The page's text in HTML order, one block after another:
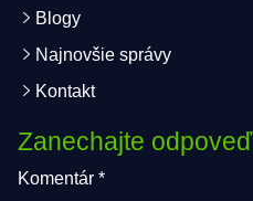
Blogy
Najnovšie správy
Kontakt
Zanechajte odpoveď
Komentár *